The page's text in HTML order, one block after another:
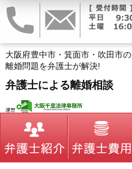
大阪府豊中市・箕面市・吹田市の
離婚問題を弁護士が解決!
弁護士による離婚相談